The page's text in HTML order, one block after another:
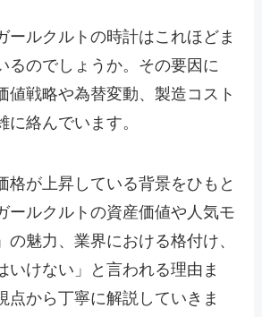
ールクルトの時計はこれほどま
るのでしょうか。その要因に
値戦略や為替変動、製造コスト
絡んでいます。
格が上昇している背景をひもと
ールクルトの資産価値や人気モ
の魅力、業界における格付け、
いけない」と言われる理由ま
点から丁寧に解説していきま